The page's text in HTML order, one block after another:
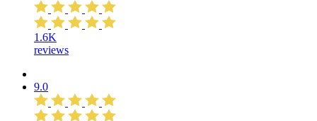
1.6K
reviews
9.0